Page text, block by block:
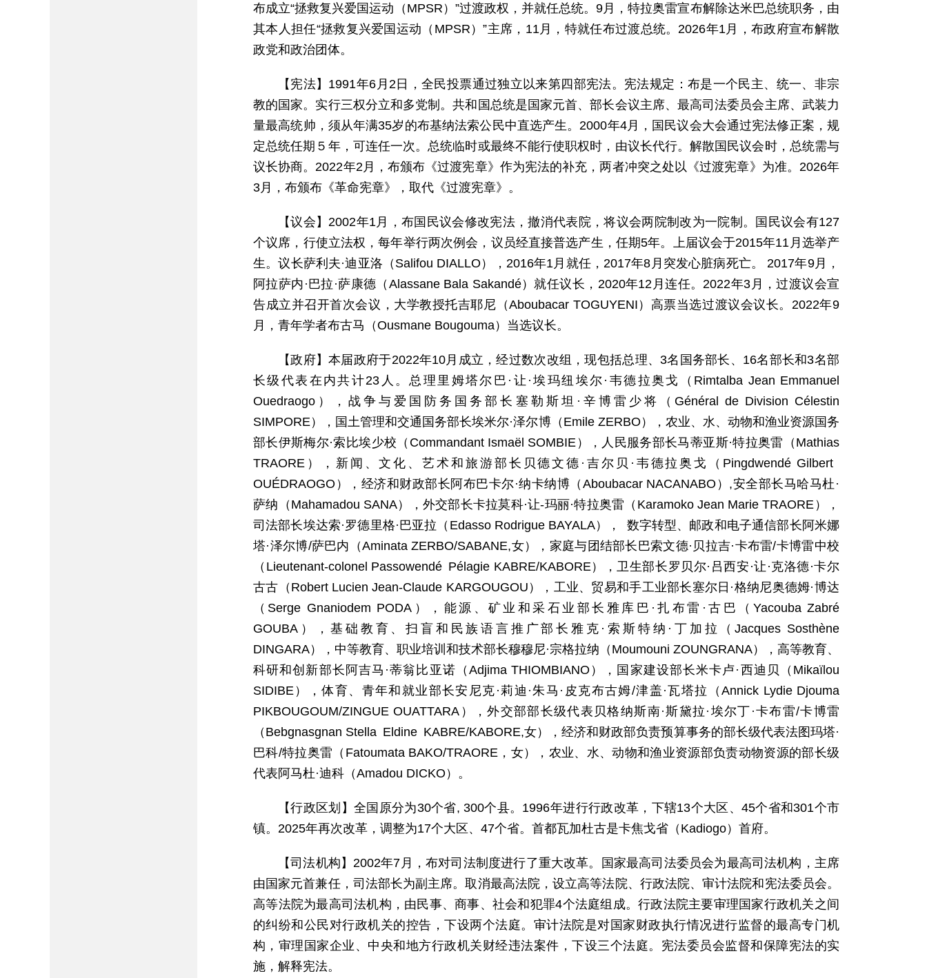
布成立“拯救复兴爱国运动（MPSR）”过渡政权，并就任总统。9月，特拉奥雷宣布解除达米巴总统职务，由
其本人担任“拯救复兴爱国运动（MPSR）”主席，11月，特就任布过渡总统。2026年1月，布政府宣布解散
政党和政治团体。
【宪法】1991年6月2日，全民投票通过独立以来第四部宪法。宪法规定：布是一个民主、统一、非宗
教的国家。实行三权分立和多党制。共和国总统是国家元首、部长会议主席、最高司法委员会主席、武装力
量最高统帅，须从年满35岁的布基纳法索公民中直选产生。2000年4月，国民议会大会通过宪法修正案，规
定总统任期５年，可连任一次。总统临时或最终不能行使职权时，由议长代行。解散国民议会时，总统需与
议长协商。2022年2月，布颁布《过渡宪章》作为宪法的补充，两者冲突之处以《过渡宪章》为准。2026年
3月，布颁布《革命宪章》，取代《过渡宪章》。
【议会】2002年1月，布国民议会修改宪法，撤消代表院，将议会两院制改为一院制。国民议会有127
个议席，行使立法权，每年举行两次例会，议员经直接普选产生，任期5年。上届议会于2015年11月选举产
生。议长萨利夫·迪亚洛（Salifou DIALLO），2016年1月就任，2017年8月突发心脏病死亡。 2017年9月，
阿拉萨内·巴拉·萨康德（Alassane Bala Sakandé）就任议长，2020年12月连任。2022年3月，过渡议会宣
告成立并召开首次会议，大学教授托吉耶尼（Aboubacar TOGUYENI）高票当选过渡议会议长。2022年9
月，青年学者布古马（Ousmane Bougouma）当选议长。
【政府】本届政府于2022年10月成立，经过数次改组，现包括总理、3名国务部长、16名部长和3名部
长级代表在内共计23人。总理里姆塔尔巴·让·埃玛纽埃尔·韦德拉奥戈（Rimtalba Jean Emmanuel
Ouedraogo），战争与爱国防务国务部长塞勒斯坦·辛博雷少将（Général de Division Célestin
SIMPORE），国土管理和交通国务部长埃米尔·泽尔博（Emile ZERBO），农业、水、动物和渔业资源国务
部长伊斯梅尔·索比埃少校（Commandant Ismaël SOMBIE），人民服务部长马蒂亚斯·特拉奥雷（Mathias
TRAORE），新闻、文化、艺术和旅游部长贝德文德·吉尔贝·韦德拉奥戈（Pingdwendé Gilbert
OUÉDRAOGO），经济和财政部长阿布巴卡尔·纳卡纳博（Aboubacar NACANABO）,安全部长马哈马杜·
萨纳（Mahamadou SANA），外交部长卡拉莫科·让-玛丽·特拉奥雷（Karamoko Jean Marie TRAORE），
司法部长埃达索·罗德里格·巴亚拉（Edasso Rodrigue BAYALA）， 数字转型、邮政和电子通信部长阿米娜
塔·泽尔博/萨巴内（Aminata ZERBO/SABANE,女），家庭与团结部长巴索文德·贝拉吉·卡布雷/卡博雷中校
（Lieutenant-colonel Passowendé Pélagie KABRE/KABORE），卫生部长罗贝尔·吕西安·让·克洛德·卡尔
古古（Robert Lucien Jean-Claude KARGOUGOU），工业、贸易和手工业部长塞尔日·格纳尼奥德姆·博达
（Serge Gnaniodem PODA），能源、矿业和采石业部长雅库巴·扎布雷·古巴（Yacouba Zabré
GOUBA），基础教育、扫盲和民族语言推广部长雅克·索斯特纳·丁加拉（Jacques Sosthène
DINGARA），中等教育、职业培训和技术部长穆穆尼·宗格拉纳（Moumouni ZOUNGRANA），高等教育、
科研和创新部长阿吉马·蒂翁比亚诺（Adjima THIOMBIANO），国家建设部长米卡卢·西迪贝（Mikaïlou
SIDIBE），体育、青年和就业部长安尼克·莉迪·朱马·皮克布古姆/津盖·瓦塔拉（Annick Lydie Djouma
PIKBOUGOUM/ZINGUE OUATTARA），外交部部长级代表贝格纳斯南·斯黛拉·埃尔丁·卡布雷/卡博雷
（Bebgnasgnan Stella Eldine KABRE/KABORE,女），经济和财政部负责预算事务的部长级代表法图玛塔·
巴科/特拉奥雷（Fatoumata BAKO/TRAORE，女），农业、水、动物和渔业资源部负责动物资源的部长级
代表阿马杜·迪科（Amadou DICKO）。
【行政区划】全国原分为30个省, 300个县。1996年进行行政改革，下辖13个大区、45个省和301个市
镇。2025年再次改革，调整为17个大区、47个省。首都瓦加杜古是卡焦戈省（Kadiogo）首府。
【司法机构】2002年7月，布对司法制度进行了重大改革。国家最高司法委员会为最高司法机构，主席
由国家元首兼任，司法部长为副主席。取消最高法院，设立高等法院、行政法院、审计法院和宪法委员会。
高等法院为最高司法机构，由民事、商事、社会和犯罪4个法庭组成。行政法院主要审理国家行政机关之间
的纠纷和公民对行政机关的控告，下设两个法庭。审计法院是对国家财政执行情况进行监督的最高专门机
构，审理国家企业、中央和地方行政机关财经违法案件，下设三个法庭。宪法委员会监督和保障宪法的实
施，解释宪法。